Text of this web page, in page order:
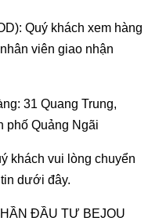
Quý khách xem hàng
viên giao nhận
31 Quang Trung,
phố Quảng Ngãi
khách vui lòng chuyển
dưới đây.
ĐẦU TƯ BEJOU